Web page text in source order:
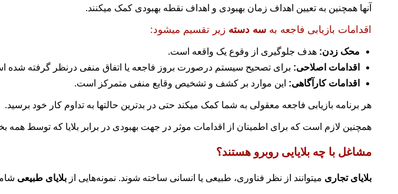
آنها همچنین به تعیین اهداف زمان بهبودی و اهداف نقطه بهبودی کمک میکنند.
اقدامات بازیابی فاجعه به سه دسته زیر تقسیم میشود:
محک زدن: هدف جلوگیری از وقوع یک واقعه است.
اقدامات اصلاحی: برای تصحیح سیستم درصورت بروز فاجعه یا اتفاق منفی درنظر گرفته شده
اقدامات کارآگاهی: این موارد بر کشف و تشخیص وقایع منفی متمرکز است.
هر برنامه بازیابی فاجعه معقولی به شما کمک میکند حتی در بدترین حالتها به تداوم کار خود برسید.
همچنین لازم است که برای اطمینان از اقدامات موثر در جهت بهبودی در برابر بلایا که توسط
مشاغل با چه بلایایی روبرو هستند؟
بلایای تجاری میتوانند از نظر فناوری، طبیعی یا انسانی ساخته شوند. نمونه‌هایی از بلایای طبیعی